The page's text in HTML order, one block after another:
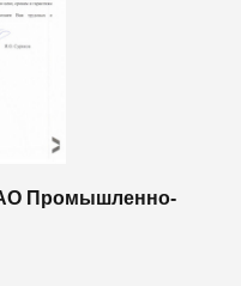
АО Промышленно-